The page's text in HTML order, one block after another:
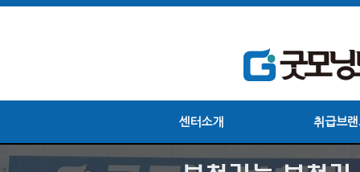
센터소개 취급브